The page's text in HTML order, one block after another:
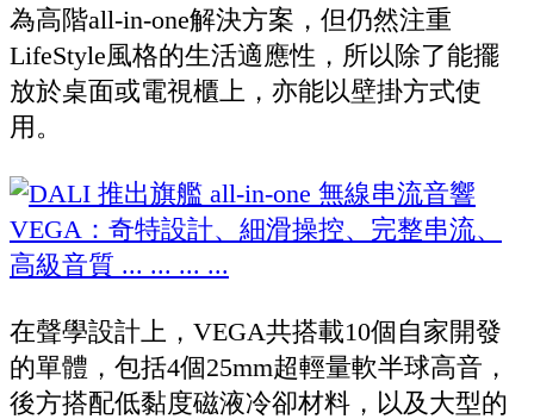
為高階all-in-one解決方案，但仍然注重
LifeStyle風格的生活適應性，所以除了能擺
放於桌面或電視櫃上，亦能以壁掛方式使
用。
在聲學設計上，VEGA共搭載10個自家開發
的單體，包括4個25mm超輕量軟半球高音，
後方搭配低黏度磁液冷卻材料，以及大型的